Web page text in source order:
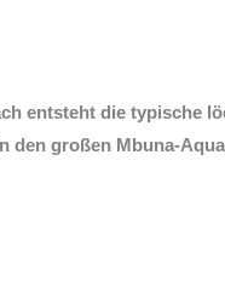
entsteht die typische
großen Mbuna-